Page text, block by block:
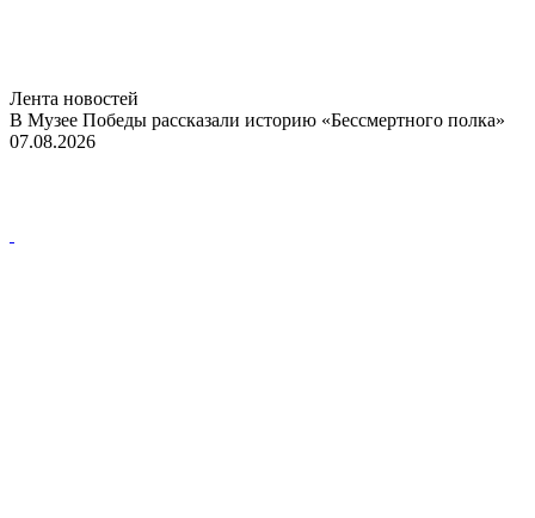
Лента новостей
В Музее Победы рассказали историю «Бессмертного полка»
07.08.2026